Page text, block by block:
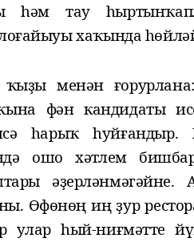
һәмтау һыртын
хаҡында
ҡыҙы менән
фән кандидаты
һарыҡ һуйғандыр.
ошо хәтлем
әҙерләнмәгәйне.
. Өфөнөң иң ҙур
улар һый-ниғмәтте